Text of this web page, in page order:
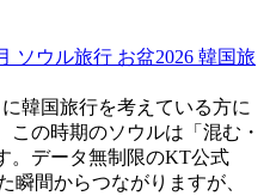
ソウル旅行 お盆2026 韓国旅
韓国旅行を考えている方に
この時期のソウルは「混む・
。データ無制限のKT公式
瞬間からつながりますが、